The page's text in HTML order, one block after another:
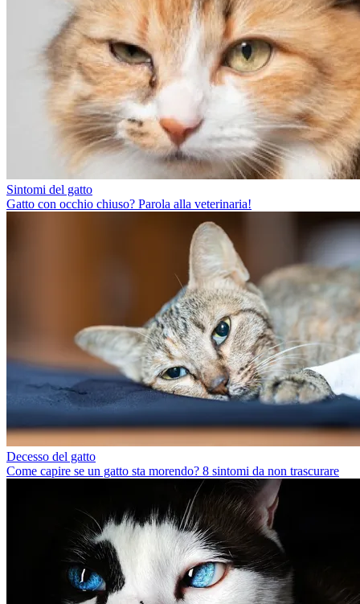
Sintomi del gatto
Gatto con occhio chiuso? Parola alla veterinaria!
Decesso del gatto
Come capire se un gatto sta morendo? 8 sintomi da non trascurare